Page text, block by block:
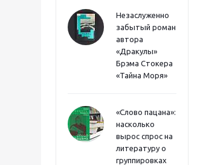
Незаслуженно
забытый роман
автора
«Дракулы»
Брэма Стокера
«Тайна Моря»
«Слово пацана»:
насколько
вырос спрос на
литературу о
группировках